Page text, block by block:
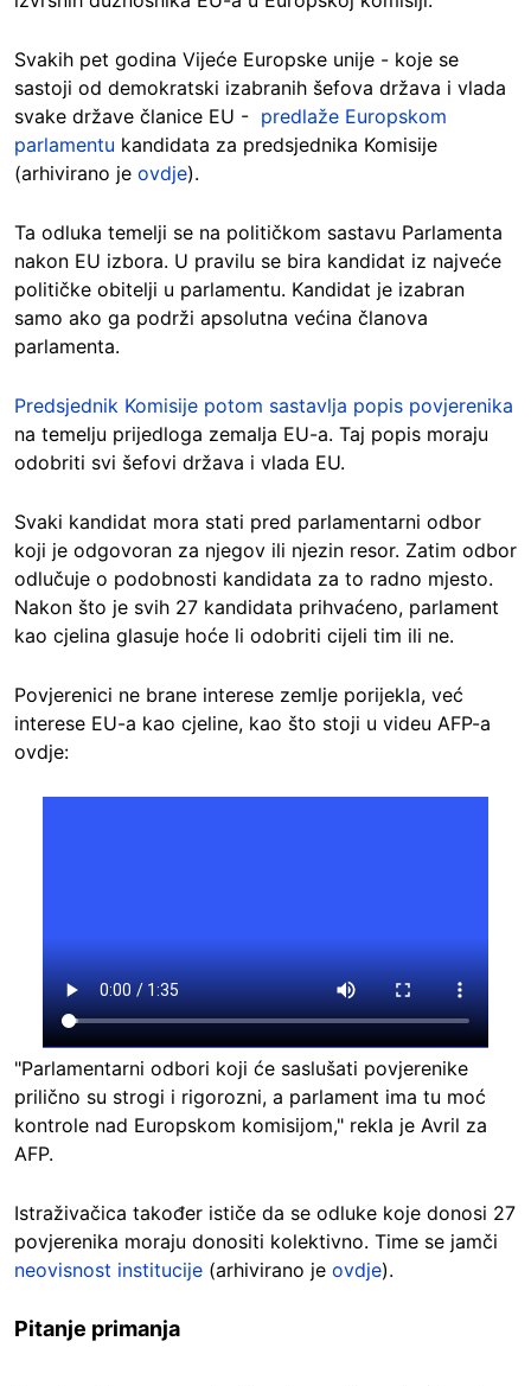
Svakih pet godina Vijeće Europske unije - koje se
sastoji od demokratski izabranih šefova država i vlada
svake države članice EU - predlaže Europskom
parlamentu kandidata za predsjednika Komisije
(arhivirano je ovdje).
Ta odluka temelji se na političkom sastavu Parlamenta
nakon EU izbora. U pravilu se bira kandidat iz najveće
političke obitelji u parlamentu. Kandidat je izabran
samo ako ga podrži apsolutna većina članova
parlamenta.
Predsjednik Komisije potom sastavlja popis povjerenika
na temelju prijedloga zemalja EU-a. Taj popis moraju
odobriti svi šefovi država i vlada EU.
Svaki kandidat mora stati pred parlamentarni odbor
koji je odgovoran za njegov ili njezin resor. Zatim odbor
odlučuje o podobnosti kandidata za to radno mjesto.
Nakon što je svih 27 kandidata prihvaćeno, parlament
kao cjelina glasuje hoće li odobriti cijeli tim ili ne.
Povjerenici ne brane interese zemlje porijekla, već
interese EU-a kao cjeline, kao što stoji u videu AFP-a
ovdje:
"Parlamentarni odbori koji će saslušati povjerenike
prilično su strogi i rigorozni, a parlament ima tu moć
kontrole nad Europskom komisijom," rekla je Avril za
AFP.
Istraživačica također ističe da se odluke koje donosi 27
povjerenika moraju donositi kolektivno. Time se jamči
neovisnost institucije (arhivirano je ovdje).
Pitanje primanja